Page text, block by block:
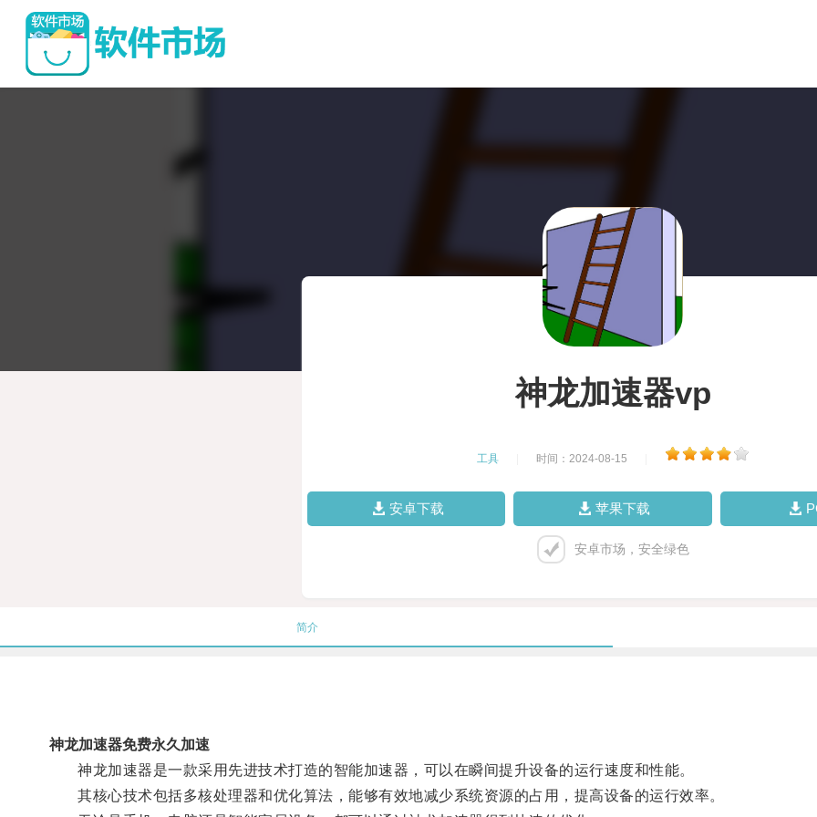
神龙加速器vp
工具 时间：2024-08-15
安卓下载 苹果下载
安卓市场，安全绿色
简介
神龙加速器免费永久加速
神龙加速器是一款采用先进技术打造的智能加速器，可以在瞬间提升设备的运行速度和性能。
其核心技术包括多核处理器和优化算法，能够有效地减少系统资源的占用，提高设备的运行效率。